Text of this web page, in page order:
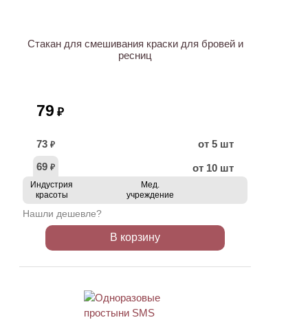
Стакан для смешивания краски для бровей и
ресниц
79 ₽
73 ₽
от 5 шт
69 ₽ от 10 шт
Индустрия
красоты
Мед.
учреждение
Нашли дешевле?
В корзину